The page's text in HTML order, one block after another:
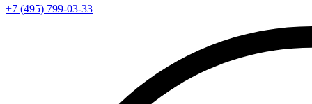
+7 (495) 799-03-33